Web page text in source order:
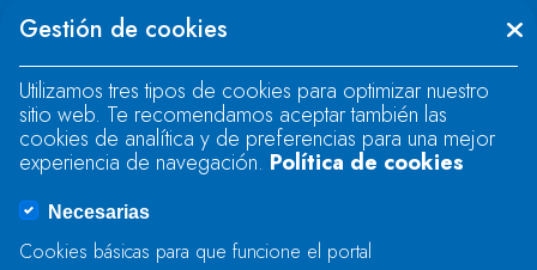
"text".
Se produjo un error al cargar el campo
"text".
Se produjo un error al cargar el campo
Gestión de cookies
Utilizamos tres tipos de cookies para optimizar nuestro
sitio web. Te recomendamos aceptar también las
cookies de analítica y de preferencias para una mejor
experiencia de navegación. Política de cookies
Necesarias
Cookies básicas para que funcione el portal